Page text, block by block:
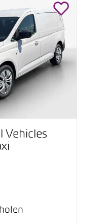
Vehicles